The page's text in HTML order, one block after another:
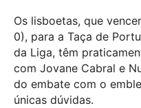
Os lisboetas, que
0), para a Taça de
da Liga, têm
com Jovane Cabral e
do embate com o
únicas dúvidas.